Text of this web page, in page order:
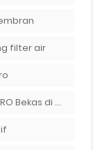
filter air
Jual Mesin RO Bekas di Medan